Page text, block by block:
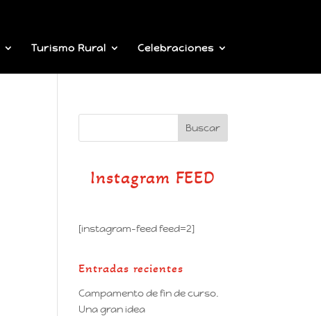
Turismo Rural Celebraciones
Instagram FEED
[instagram-feed feed=2]
Entradas recientes
Campamento de fin de curso.
Una gran idea